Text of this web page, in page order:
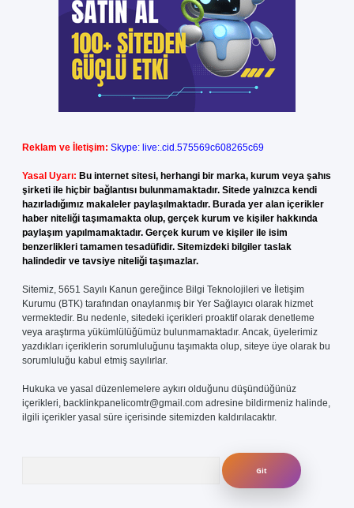
Reklam ve İletişim: Skype: live:.cid.575569c608265c69
Yasal Uyarı: Bu internet sitesi, herhangi bir marka, kurum veya şahıs
şirketi ile hiçbir bağlantısı bulunmamaktadır. Sitede yalnızca kendi
hazırladığımız makaleler paylaşılmaktadır. Burada yer alan içerikler
haber niteliği taşımamakta olup, gerçek kurum ve kişiler hakkında
paylaşım yapılmamaktadır. Gerçek kurum ve kişiler ile isim
benzerlikleri tamamen tesadüfidir. Sitemizdeki bilgiler taslak
halindedir ve tavsiye niteliği taşımazlar.
Sitemiz, 5651 Sayılı Kanun gereğince Bilgi Teknolojileri ve İletişim
Kurumu (BTK) tarafından onaylanmış bir Yer Sağlayıcı olarak hizmet
vermektedir. Bu nedenle, sitedeki içerikleri proaktif olarak denetleme
veya araştırma yükümlülüğümüz bulunmamaktadır. Ancak, üyelerimiz
yazdıkları içeriklerin sorumluluğunu taşımakta olup, siteye üye olarak bu
sorumluluğu kabul etmiş sayılırlar.
Hukuka ve yasal düzenlemelere aykırı olduğunu düşündüğünüz
içerikleri, backlinkpanelicomtr@gmail.com adresine bildirmeniz halinde,
ilgili içerikler yasal süre içerisinde sitemizden kaldırılacaktır.